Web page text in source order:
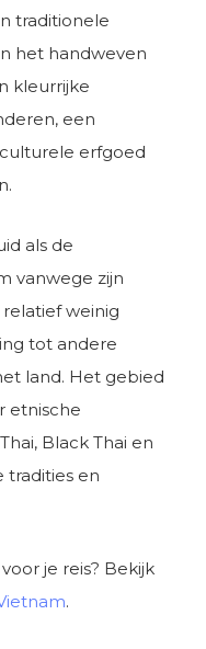
traditionele
het handweven
kleurrijke
een
erfgoed
als de
vanwege zijn
weinig
tot andere
land. Het gebied
etnische
Black Thai en
tradities en
je reis? Bekijk
.